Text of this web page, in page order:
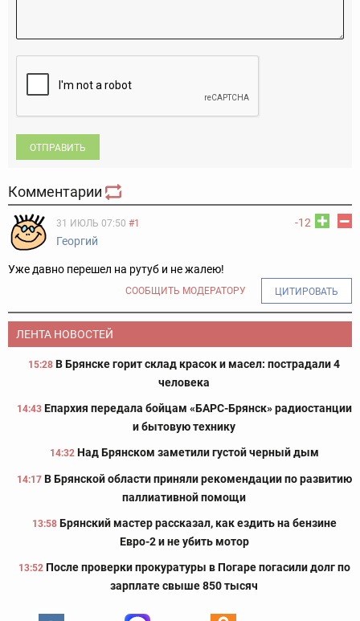
ОТПРАВИТЬ
Комментарии
-12
31 ИЮЛЬ 07:50 #1
Георгий
Уже давно перешел на рутуб и не жалею!
СООБЩИТЬ МОДЕРАТОРУ ЦИТИРОВАТЬ
ЛЕНТА НОВОСТЕЙ
15:28 В Брянске горит склад красок и масел: пострадали 4
человека
14:43 Епархия передала бойцам «БАРС-Брянск» радиостанции
и бытовую технику
14:32 Над Брянском заметили густой черный дым
14:17 В Брянской области приняли рекомендации по развитию
паллиативной помощи
13:58 Брянский мастер рассказал, как ездить на бензине
Евро-2 и не убить мотор
13:52 После проверки прокуратуры в Погаре погасили долг по
зарплате свыше 850 тысяч